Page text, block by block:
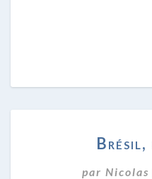
Brésil,
par Nicolas